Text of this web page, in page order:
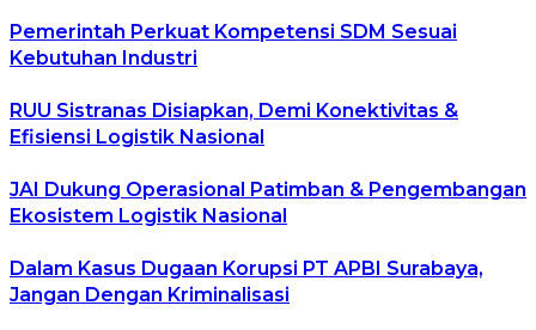
Pemerintah Perkuat Kompetensi SDM Sesuai
Kebutuhan Industri
RUU Sistranas Disiapkan, Demi Konektivitas &
Efisiensi Logistik Nasional
JAI Dukung Operasional Patimban & Pengembangan
Ekosistem Logistik Nasional
Dalam Kasus Dugaan Korupsi PT APBI Surabaya,
Jangan Dengan Kriminalisasi